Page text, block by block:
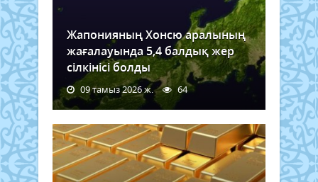
Жапонияның Хонсю аралының
жағалауында 5,4 балдық жер
сілкінісі болды
09 тамыз 2026 ж. 64